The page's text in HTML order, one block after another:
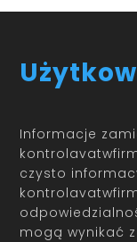
Informacje
czysto
mogą wynikać